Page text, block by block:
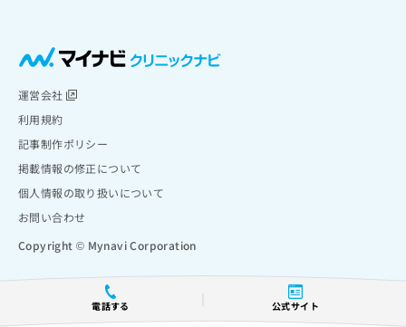
電話する 公式サイト
運営会社
利用規約
記事制作ポリシー
掲載情報の修正について
個人情報の取り扱いについて
お問い合わせ
Copyright © Mynavi Corporation